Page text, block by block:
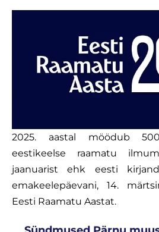
2025. aastal möödub
eestikeelse raamatu
jaanuarist ehk eesti
emakeelepäevani, 14.
Eesti Raamatu Aastat.